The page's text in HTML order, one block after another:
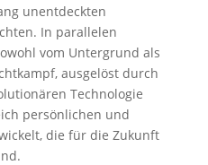
unentdeckten
In parallelen
vom Untergrund als
ausgelöst durch
Technologie
persönlichen und
die für die Zukunft